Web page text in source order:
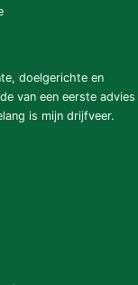
doelgerichte en
van een eerste advies
is mijn drijfveer.